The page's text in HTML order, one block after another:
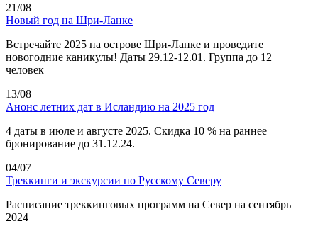
21/08
Новый год на Шри-Ланке
Встречайте 2025 на острове Шри-Ланке и проведите
новогодние каникулы! Даты 29.12-12.01. Группа до 12
человек
13/08
Анонс летних дат в Исландию на 2025 год
4 даты в июле и августе 2025. Скидка 10 % на раннее
бронирование до 31.12.24.
04/07
Треккинги и экскурсии по Русскому Северу
Расписание треккинговых программ на Север на сентябрь
2024